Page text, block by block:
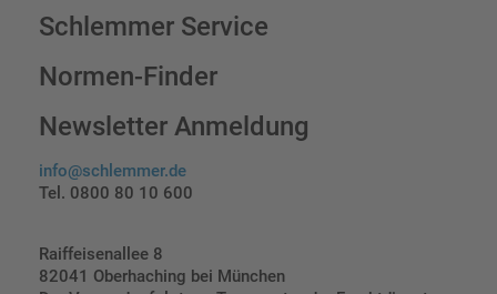
Schlemmer Service
Normen-Finder
Newsletter Anmeldung
info@schlemmer.de
Tel. 0800 80 10 600
Raiffeisenallee 8
82041 Oberhaching bei München